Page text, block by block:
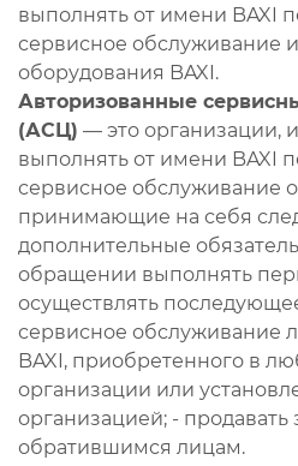
выполнять от имени BAXI
сервисное обслуживание
оборудования BAXI.
Авторизованные
(АСЦ) — это организации,
выполнять от имени BAXI
сервисное обслуживание
принимающие на себя
дополнительные
обращении выполнять
осуществлять
сервисное обслуживание
BAXI, приобретенного в
организации или
организацией; - продавать
обратившимся лицам.